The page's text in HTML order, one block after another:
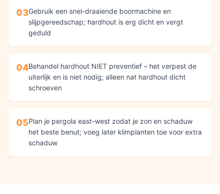
03Gebruik een snel-draaiende boormachine en
slijpgereedschap; hardhout is erg dicht en vergt
geduld
04Behandel hardhout NIET preventief – het verpest de
uiterlijk en is niet nodig; alleen nat hardhout dicht
schroeven
05Plan je pergola east-west zodat je zon en schaduw
het beste benut; voeg later klimplanten toe voor extra
schaduw